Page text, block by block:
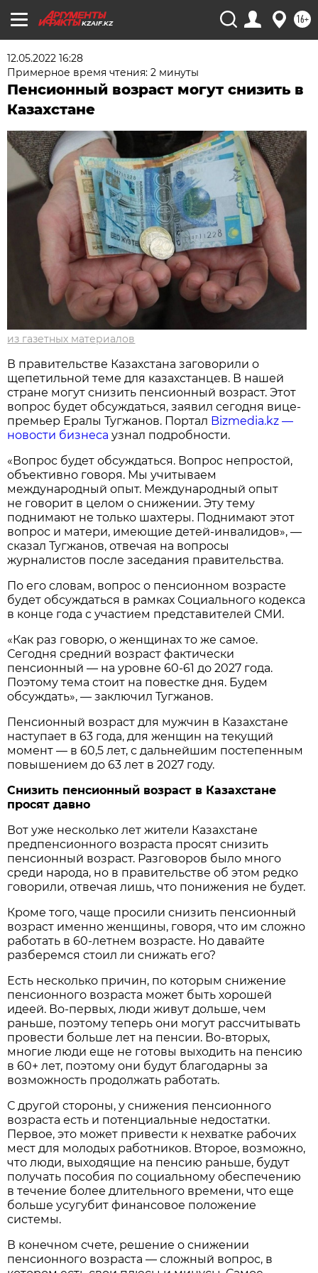
KZAIF.KZ 16+
12.05.2022 16:28
Примерное время чтения: 2 минуты
Пенсионный возраст могут снизить в
Казахстане
из газетных материалов
В правительстве Казахстана заговорили о
щепетильной теме для казахстанцев. В нашей
стране могут снизить пенсионный возраст. Этот
вопрос будет обсуждаться, заявил сегодня вице-
премьер Ералы Тугжанов. Портал Bizmedia.kz —
новости бизнеса узнал подробности.
«Вопрос будет обсуждаться. Вопрос непростой,
объективно говоря. Мы учитываем
международный опыт. Международный опыт
не говорит в целом о снижении. Эту тему
поднимают не только шахтеры. Поднимают этот
вопрос и матери, имеющие детей-инвалидов», —
сказал Тугжанов, отвечая на вопросы
журналистов после заседания правительства.
По его словам, вопрос о пенсионном возрасте
будет обсуждаться в рамках Социального кодекса
в конце года с участием представителей СМИ.
«Как раз говорю, о женщинах то же самое.
Сегодня средний возраст фактически
пенсионный — на уровне 60-61 до 2027 года.
Поэтому тема стоит на повестке дня. Будем
обсуждать», — заключил Тугжанов.
Пенсионный возраст для мужчин в Казахстане
наступает в 63 года, для женщин на текущий
момент — в 60,5 лет, с дальнейшим постепенным
повышением до 63 лет в 2027 году.
Снизить пенсионный возраст в Казахстане
просят давно
Вот уже несколько лет жители Казахстане
предпенсионного возраста просят снизить
пенсионный возраст. Разговоров было много
среди народа, но в правительстве об этом редко
говорили, отвечая лишь, что понижения не будет.
Кроме того, чаще просили снизить пенсионный
возраст именно женщины, говоря, что им сложно
работать в 60-летнем возрасте. Но давайте
разберемся стоил ли снижать его?
Есть несколько причин, по которым снижение
пенсионного возраста может быть хорошей
идеей. Во-первых, люди живут дольше, чем
раньше, поэтому теперь они могут рассчитывать
провести больше лет на пенсии. Во-вторых,
многие люди еще не готовы выходить на пенсию
в 60+ лет, поэтому они будут благодарны за
возможность продолжать работать.
С другой стороны, у снижения пенсионного
возраста есть и потенциальные недостатки.
Первое, это может привести к нехватке рабочих
мест для молодых работников. Второе, возможно,
что люди, выходящие на пенсию раньше, будут
получать пособия по социальному обеспечению
в течение более длительного времени, что еще
больше усугубит финансовое положение
системы.
В конечном счете, решение о снижении
пенсионного возраста — сложный вопрос, в